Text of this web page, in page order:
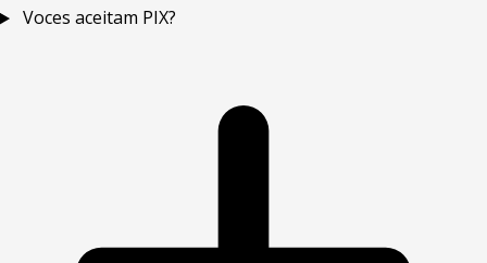
Voces aceitam PIX?